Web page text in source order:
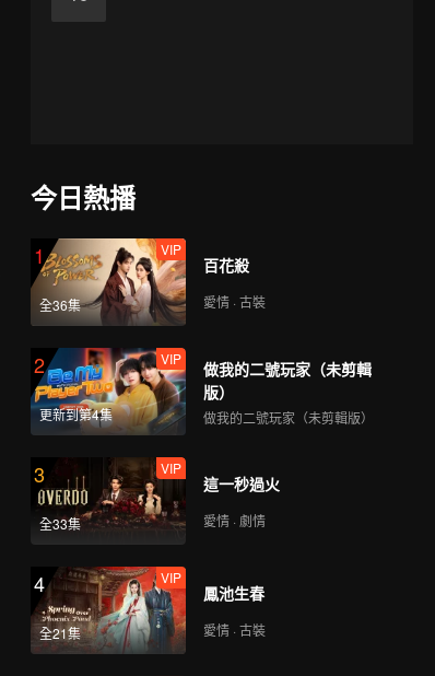
今日熱播
1
全36集
VIP
百花殺
愛情 · 古裝
2
更新到第4集
VIP
做我的二號玩家（未剪輯
版）
做我的二號玩家（未剪輯版）
3
全33集
VIP
這一秒過火
愛情 · 劇情
4
全21集
VIP
鳳池生春
愛情 · 古裝